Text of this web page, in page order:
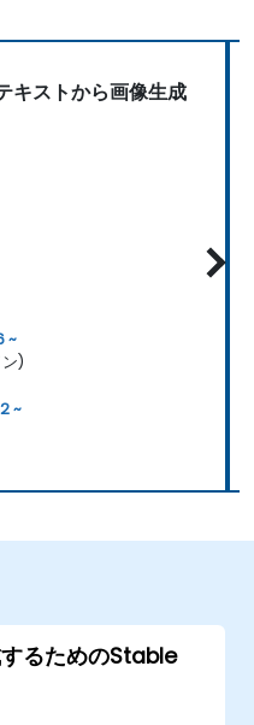
ストから画像生成
~
)
~
るためのStable